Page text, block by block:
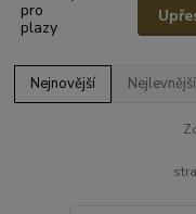
Nejnovější Nejlevnější